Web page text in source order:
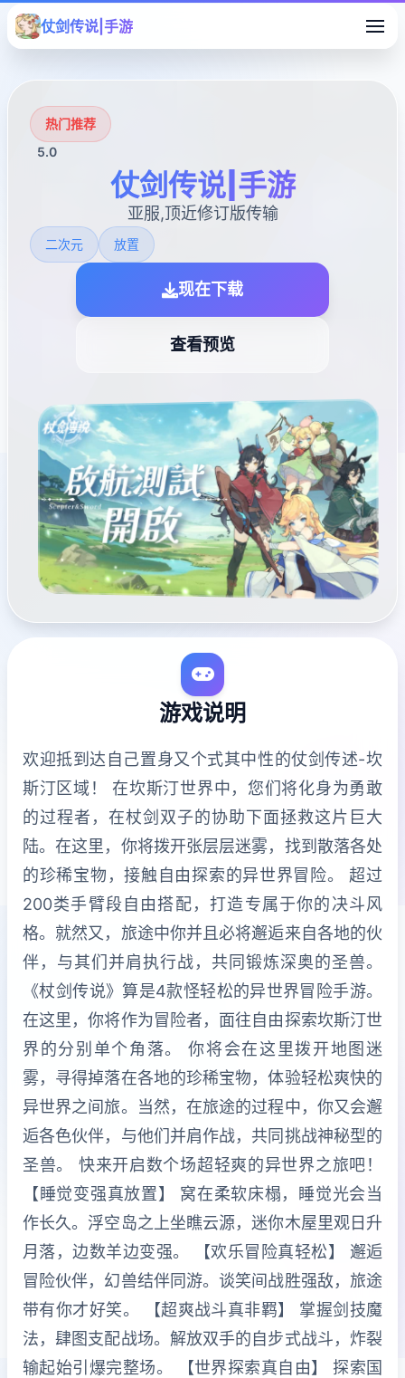
仗剑传说|手游
热门推荐
5.0
仗剑传说|手游
亚服,顶近修订版传输
二次元 放置
现在下载
查看预览
游戏说明
欢迎抵到达自己置身又个式其中性的仗剑传述-坎
斯汀区域！ 在坎斯汀世界中，您们将化身为勇敢
的过程者，在杖剑双子的协助下面拯救这片巨大
陆。在这里，你将拨开张层层迷雾，找到散落各处
的珍稀宝物，接触自由探索的异世界冒险。 超过
200类手臂段自由搭配，打造专属于你的决斗风
格。就然又，旅途中你并且必将邂逅来自各地的伙
伴，与其们并肩执行战，共同锻炼深奥的圣兽。
《杖剑传说》算是4款怪轻松的异世界冒险手游。
在这里，你将作为冒险者，面往自由探索坎斯汀世
界的分别单个角落。 你将会在这里拨开地图迷
雾，寻得掉落在各地的珍稀宝物，体验轻松爽快的
异世界之间旅。当然，在旅途的过程中，你又会邂
逅各色伙伴，与他们并肩作战，共同挑战神秘型的
圣兽。 快来开启数个场超轻爽的异世界之旅吧！
【睡觉变强真放置】 窝在柔软床榻，睡觉光会当
作长久。浮空岛之上坐瞧云源，迷你木屋里观日升
月落，边数羊边变强。 【欢乐冒险真轻松】 邂逅
冒险伙伴，幻兽结伴同游。谈笑间战胜强敌，旅途
带有你才好笑。 【超爽战斗真非羁】 掌握剑技魔
法，肆图支配战场。解放双手的自步式战斗，炸裂
输起始引爆完整场。 【世界探索真自由】 探索国